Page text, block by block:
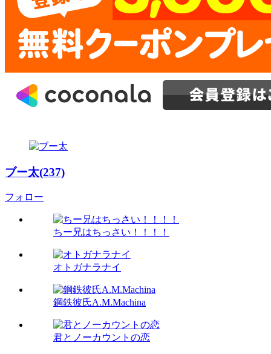
ブー太(237)
フォロー
ちー兄はちっさい！！！！
オトガナラナイ
鋼鉄彼氏A.M.Machina
君とノーカウントの恋